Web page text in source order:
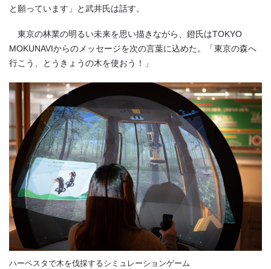
と願っています」と武井氏は話す。
東京の林業の明るい未来を思い描きながら、鐙氏はTOKYO
MOKUNAVIからのメッセージを次の言葉に込めた。
「東京の森へ
行こう、とうきょうの木を使おう！」
ハーベスタで木を伐採するシミュレーションゲーム